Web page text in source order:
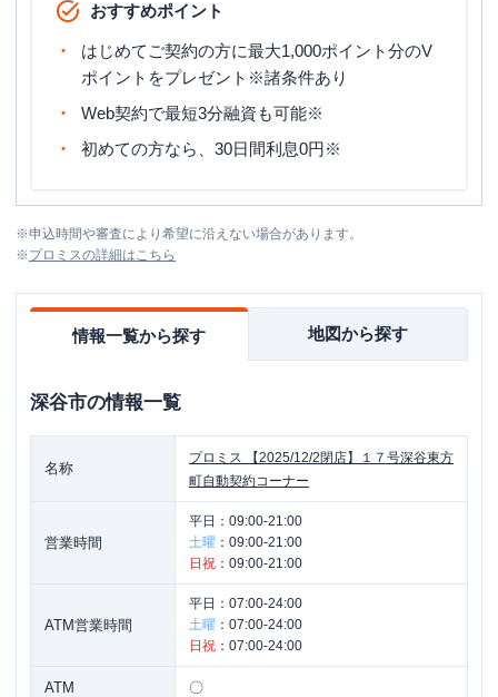
おすすめポイント
はじめてご契約の方に最大1,000ポイント分のV
ポイントをプレゼント※諸条件あり
Web契約で最短3分融資も可能※
初めての方なら、30日間利息0円※
※申込時間や審査により希望に沿えない場合があります。
※プロミスの詳細はこちら
情報一覧から探す 地図から探す
深谷市の情報一覧
名称
プロミス
【2025/12/2閉店】１７号深谷東方
町自動契約コーナー
営業時間
平日： 09:00-21:00
土曜 ： 09:00-21:00
日祝 ： 09:00-21:00
ATM営業時間
平日： 07:00-24:00
土曜 ： 07:00-24:00
日祝 ： 07:00-24:00
ATM 〇